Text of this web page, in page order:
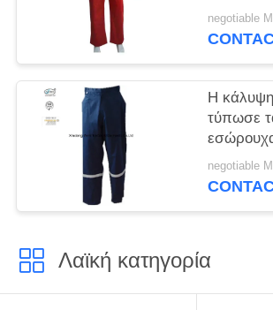
negotiable
Η
τύπωσε
300gsm
negotiable
Λαϊκή κατηγορία